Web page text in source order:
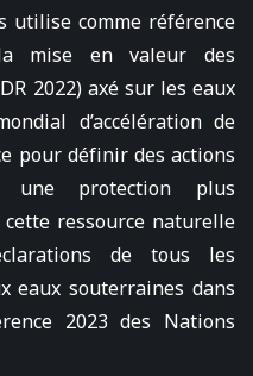
utilise comme référence
mise en valeur des
2022) axé sur les eaux
d’accélération de
pour définir des actions
protection plus
ressource naturelle
de tous les
eaux souterraines dans
2023 des Nations